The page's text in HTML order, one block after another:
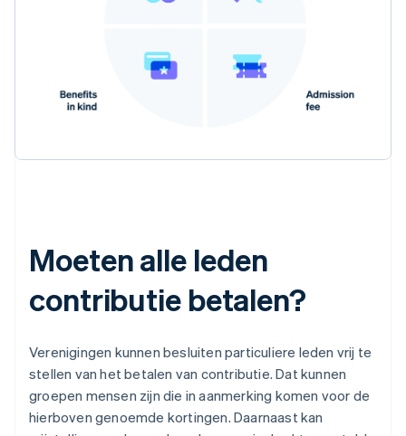
Moeten alle leden
contributie betalen?
Verenigingen kunnen besluiten particuliere leden vrij te
stellen van het betalen van contributie. Dat kunnen
groepen mensen zijn die in aanmerking komen voor de
hierboven genoemde kortingen. Daarnaast kan